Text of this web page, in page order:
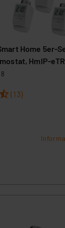
Home 5er-
HmIP-
5 (13)